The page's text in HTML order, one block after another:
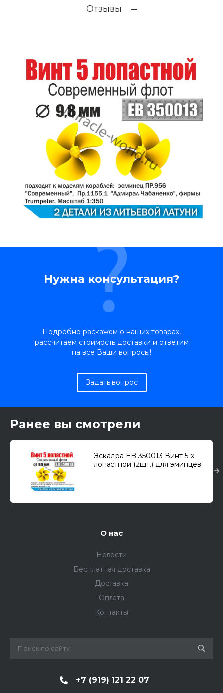
Отзывы
Нужна консультация?
Подробно раскажем о наших товарах,
рассчитаем стоимость доставки и ответим
на все Ваши вопросы!
Задать вопрос
Ранее вы смотрели
Эскадра EB 350013 Винт 5-х
лопастной (2шт.) для эминцев
О нас
Новости
Бесплатная доставка
Доставка
Оплата
Контакты
+7 (919) 121 22 07